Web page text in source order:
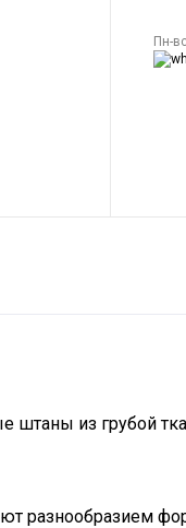
Пн-
из грубой
разнообразием